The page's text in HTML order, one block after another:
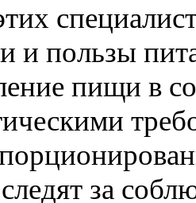
и пользы
пищи в
за